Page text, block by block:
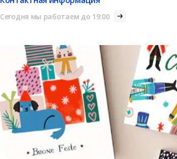
Сегодня мы работаем до 19:00